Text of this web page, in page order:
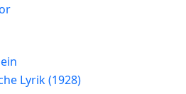
Lyrik (1928)